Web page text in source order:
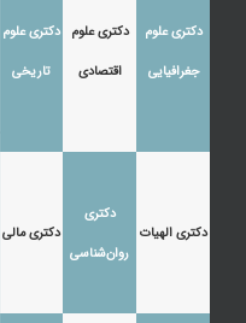
دکتری علوم
جغرافیایی
دکتری علوم
اقتصادی
دکتری علوم
تاریخی
دکتری الهیات
دکتری
روان‌شناسی
دکتری مالی